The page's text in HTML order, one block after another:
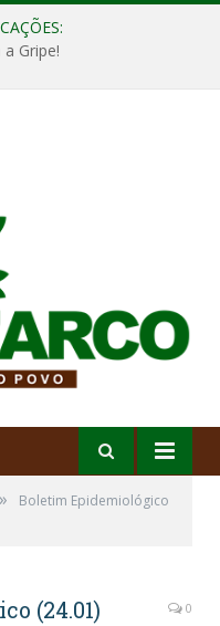
Gripe!
»
Boletim Epidemiológico
(24.01) 0